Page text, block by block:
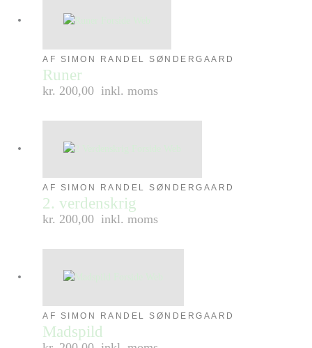
AF SIMON RANDEL SØNDERGAARD
Runer
kr. 200,00 inkl. moms
AF SIMON RANDEL SØNDERGAARD
2. verdenskrig
kr. 200,00 inkl. moms
AF SIMON RANDEL SØNDERGAARD
Madspild